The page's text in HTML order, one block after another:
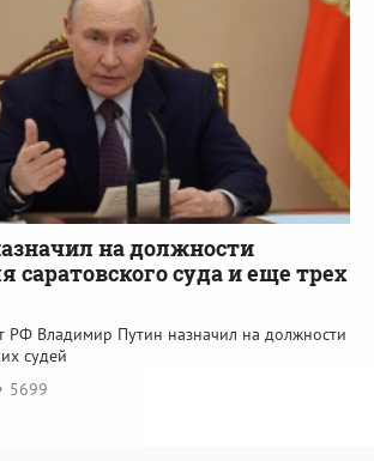
на должности
саратовского суда и еще трех
РФ Владимир Путин назначил на должности
судей
5699